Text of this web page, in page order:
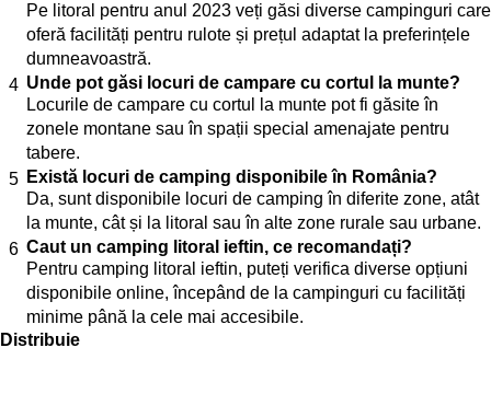
Pe litoral pentru anul 2023 veți găsi diverse campinguri care
oferă facilități pentru rulote și prețul adaptat la preferințele
dumneavoastră.
Unde pot găsi locuri de campare cu cortul la munte?
Locurile de campare cu cortul la munte pot fi găsite în
zonele montane sau în spații special amenajate pentru
tabere.
Există locuri de camping disponibile în România?
Da, sunt disponibile locuri de camping în diferite zone, atât
la munte, cât și la litoral sau în alte zone rurale sau urbane.
Caut un camping litoral ieftin, ce recomandați?
Pentru camping litoral ieftin, puteți verifica diverse opțiuni
disponibile online, începând de la campinguri cu facilități
minime până la cele mai accesibile.
Distribuie